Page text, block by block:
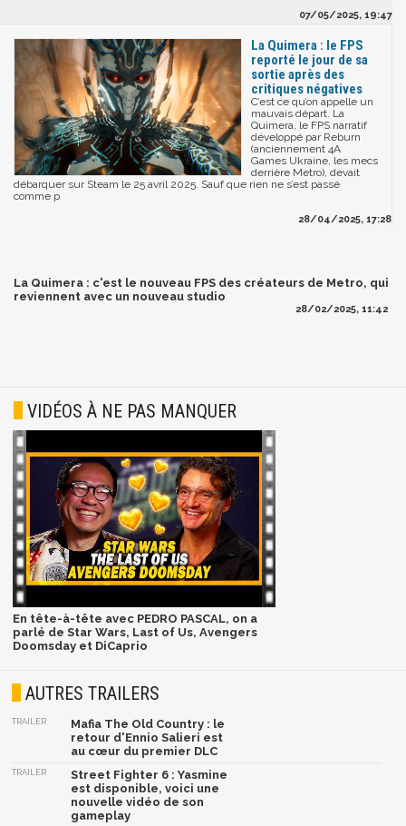
07/05/2025, 19:47
La Quimera : le FPS
reporté le jour de sa
sortie après des
critiques négatives
C’est ce qu’on appelle un
mauvais départ. La
Quimera, le FPS narratif
développé par Reburn
(anciennement 4A
Games Ukraine, les mecs
derrière Metro), devait
débarquer sur Steam le 25 avril 2025. Sauf que rien ne s’est passé
comme p
28/04/2025, 17:28
La Quimera : c'est le nouveau FPS des créateurs de Metro, qui
reviennent avec un nouveau studio
28/02/2025, 11:42
VIDÉOS À NE PAS MANQUER
En tête-à-tête avec PEDRO PASCAL, on a
parlé de Star Wars, Last of Us, Avengers
Doomsday et DiCaprio
AUTRES TRAILERS
TRAILER
Mafia The Old Country : le
retour d'Ennio Salieri est
au cœur du premier DLC
TRAILER
Street Fighter 6 : Yasmine
est disponible, voici une
nouvelle vidéo de son
gameplay